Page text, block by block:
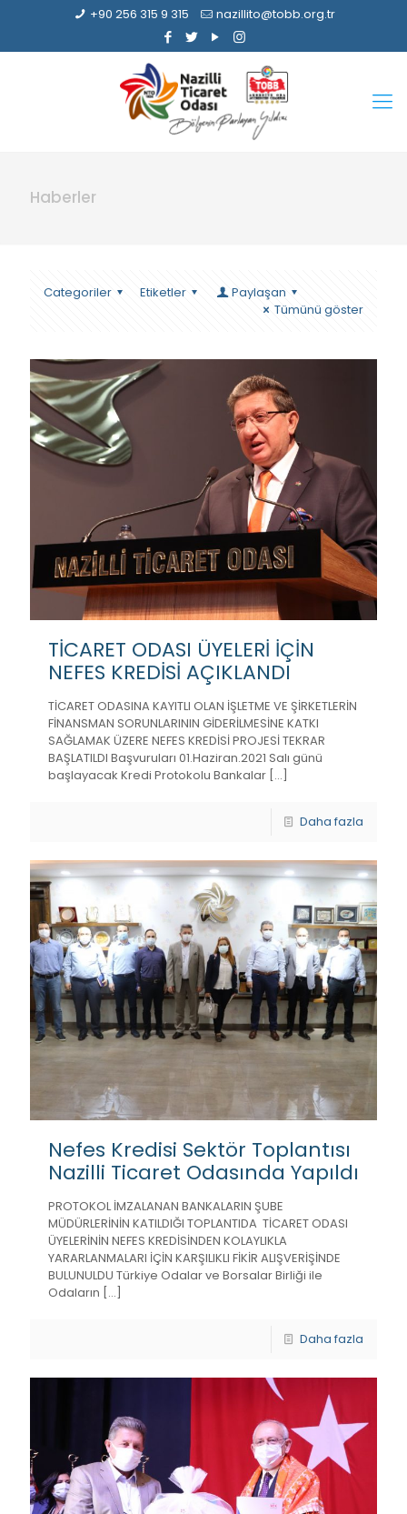
+90 256 315 9 315 nazillito@tobb.org.tr
Haberler
Categoriler Etiketler
Paylaşan
Tümünü göster
TİCARET ODASI ÜYELERİ İÇİN
NEFES KREDİSİ AÇIKLANDI
TİCARET ODASINA KAYITLI OLAN İŞLETME VE ŞİRKETLERİN
FİNANSMAN SORUNLARININ GİDERİLMESİNE KATKI
SAĞLAMAK ÜZERE NEFES KREDİSİ PROJESİ TEKRAR
BAŞLATILDI Başvuruları 01.Haziran.2021 Salı günü
başlayacak Kredi Protokolu Bankalar […]
Daha fazla
Nefes Kredisi Sektör Toplantısı
Nazilli Ticaret Odasında Yapıldı
PROTOKOL İMZALANAN BANKALARIN ŞUBE
MÜDÜRLERİNİN KATILDIĞI TOPLANTIDA TİCARET ODASI
ÜYELERİNİN NEFES KREDİSİNDEN KOLAYLIKLA
YARARLANMALARI İÇİN KARŞILIKLI FİKİR ALIŞVERİŞİNDE
BULUNULDU Türkiye Odalar ve Borsalar Birliği ile
Odaların […]
Daha fazla